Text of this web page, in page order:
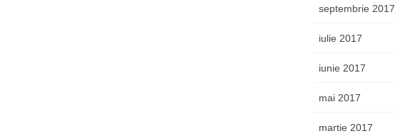
septembrie 2017
iulie 2017
iunie 2017
mai 2017
martie 2017